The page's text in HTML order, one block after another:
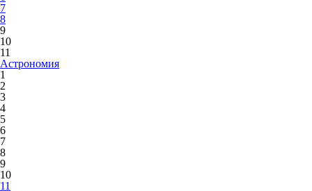
7
8
9
10
11
Астрономия
1
2
3
4
5
6
7
8
9
10
11